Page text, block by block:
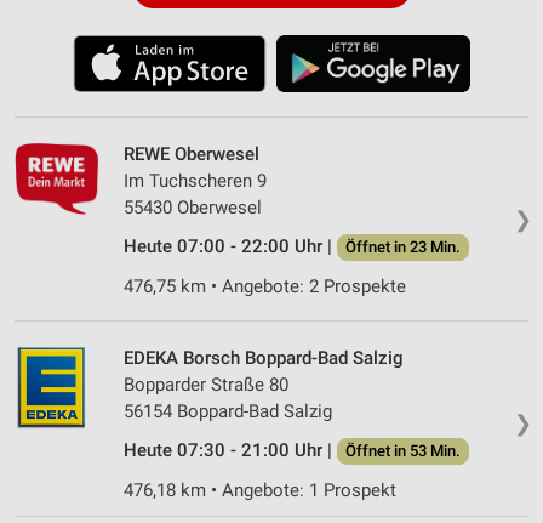
❯
REWE Oberwesel
Im Tuchscheren 9
55430 Oberwesel
Heute 07:00 - 22:00 Uhr |
Öffnet in 23 Min.
476,75 km • Angebote: 2 Prospekte
❯
EDEKA Borsch Boppard-Bad Salzig
Bopparder Straße 80
56154 Boppard-Bad Salzig
Heute 07:30 - 21:00 Uhr |
Öffnet in 53 Min.
476,18 km • Angebote: 1 Prospekt